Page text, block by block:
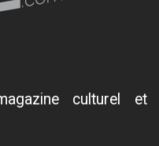
culturel et